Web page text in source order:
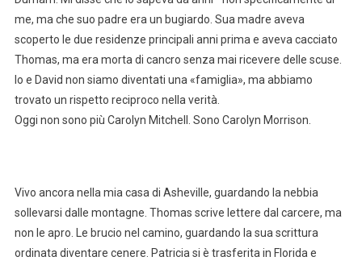
me, ma che suo padre era un bugiardo. Sua madre aveva
scoperto le due residenze principali anni prima e aveva cacciato
Thomas, ma era morta di cancro senza mai ricevere delle scuse.
Io e David non siamo diventati una «famiglia», ma abbiamo
trovato un rispetto reciproco nella verità.
Oggi non sono più Carolyn Mitchell. Sono Carolyn Morrison.
Vivo ancora nella mia casa di Asheville, guardando la nebbia
sollevarsi dalle montagne. Thomas scrive lettere dal carcere, ma
non le apro. Le brucio nel camino, guardando la sua scrittura
ordinata diventare cenere. Patricia si è trasferita in Florida e